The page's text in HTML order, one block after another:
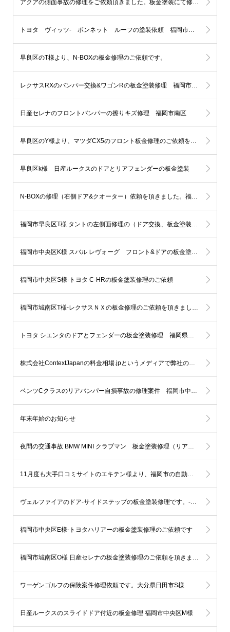
アクアの側面事故の修理をご依頼頂きました。板金塗装にて修理します。福岡市 中央区のH様
トヨタ ヴィッツ- ボンネット ルーフの塗装依頼 福岡市西区
早良区のT様より、N-BOXの板金修理のご依頼です。
レクサスRXのバンパー交換&ワゴンRの板金塗装修理 福岡市中央区
日産セレナのフロントバンパーの擦りキズ修理 福岡市南区
早良区k様 日産ルークスのドアとリアフェンダーの板金塗装
N-BOXの修理（右側ドア&クオーター）依頼を頂きました。福岡市城南区U様
福岡市中央区K様 スバル レヴォーグ フロント&ドアの板金塗装依頼です。
福岡市中央区S様-トヨタ C-HRの板金塗装修理のご依頼
株式会社ContextJapanの料金相場.jpというメディアで弊社の紹介を頂きました。
年末年始のお知らせ
11月度も大手口コミサイトのエキテン様より、福岡市の自動車部門にてランキング1位を獲得致しました。
ヴェルファイアのドア-サイドステップの板金塗装修理です。-福岡市西区
福岡市中央区E様-トヨタハリアーの板金塗装修理のご依頼です
ワーゲンゴルフの保険案件修理依頼です。大分県日田市S様
日産ルークスのスライドドア付近の板金修理 福岡市中央区M様